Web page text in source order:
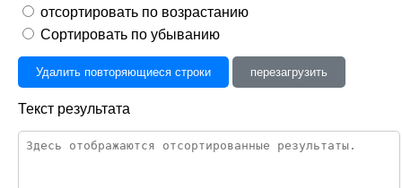
отсортировать по возрастанию
Сортировать по убыванию
Удалить повторяющиеся строки перезагрузить
Текст результата